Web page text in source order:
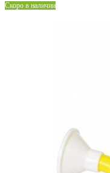
Скоро в наличии